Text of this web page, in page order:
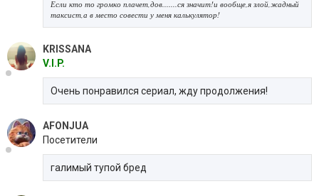
Если кто то громко плачет,дов.......ся значит!и вообще,я злой,жадный
таксист,а в место совести у меня калькулятор!
KRISSANA
V.I.P.
Очень понравился сериал, жду продолжения!
AFONJUA
Посетители
галимый тупой бред